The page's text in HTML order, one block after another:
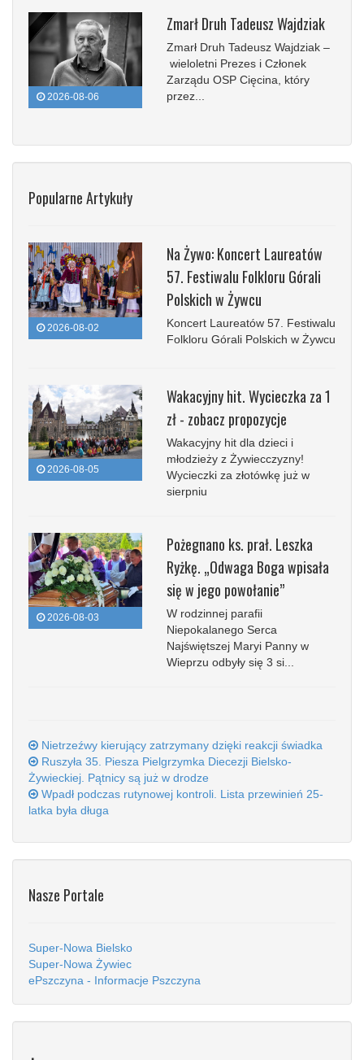
2026-08-06
Zmarł Druh Tadeusz Wajdziak
Zmarł Druh Tadeusz Wajdziak –
wieloletni Prezes i Członek
Zarządu OSP Cięcina, który
przez...
Popularne Artykuły
2026-08-02
Na Żywo: Koncert Laureatów
57. Festiwalu Folkloru Górali
Polskich w Żywcu
Koncert Laureatów 57. Festiwalu
Folkloru Górali Polskich w Żywcu
2026-08-05
Wakacyjny hit. Wycieczka za 1
zł - zobacz propozycje
Wakacyjny hit dla dzieci i
młodzieży z Żywiecczyzny!
Wycieczki za złotówkę już w
sierpniu
2026-08-03
Pożegnano ks. prał. Leszka
Ryżkę. „Odwaga Boga wpisała
się w jego powołanie”
W rodzinnej parafii
Niepokalanego Serca
Najświętszej Maryi Panny w
Wieprzu odbyły się 3 si...
Nietrzeźwy kierujący zatrzymany dzięki reakcji świadka
Ruszyła 35. Piesza Pielgrzymka Diecezji Bielsko-
Żywieckiej. Pątnicy są już w drodze
Wpadł podczas rutynowej kontroli. Lista przewinień 25-
latka była długa
Nasze Portale
Super-Nowa Bielsko
Super-Nowa Żywiec
ePszczyna - Informacje Pszczyna